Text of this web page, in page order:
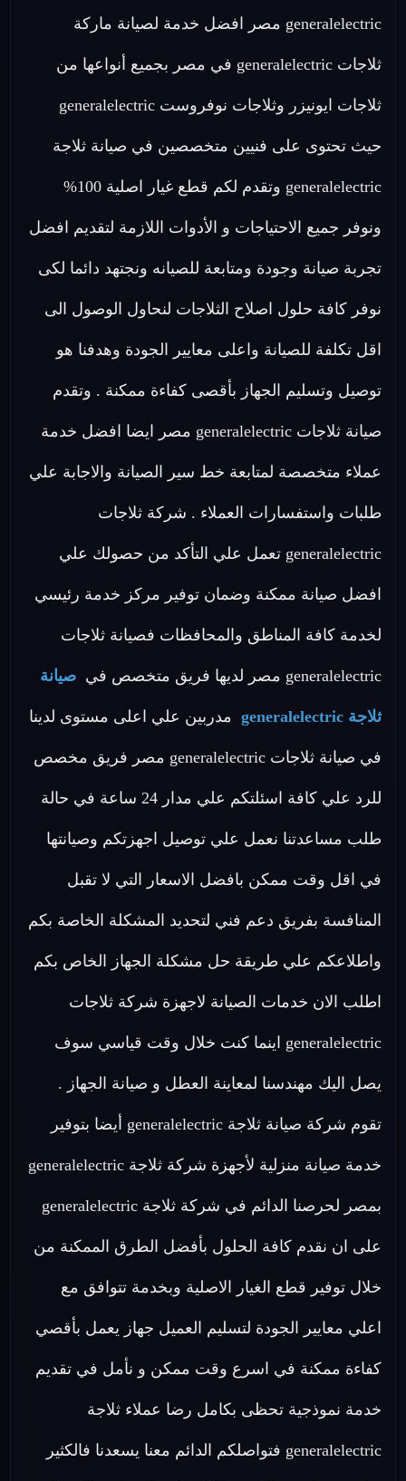
generalelectric مصر افضل خدمة لصيانة ماركة
ثلاجات generalelectric في مصر بجميع أنواعها من
ثلاجات ايونيزر وثلاجات نوفروست generalelectric
حيث تحتوى على فنيين متخصصين في صيانة ثلاجة
generalelectric وتقدم لكم قطع غيار اصلية 100%
ونوفر جميع الاحتياجات و الأدوات اللازمة لتقديم افضل
تجربة صيانة وجودة ومتابعة للصيانه ونجتهد دائما لكى
نوفر كافة حلول اصلاح الثلاجات لنحاول الوصول الى
اقل تكلفة للصيانة واعلى معايير الجودة وهدفنا هو
توصيل وتسليم الجهاز بأقصى كفاءة ممكنة . وتقدم
صيانة ثلاجات generalelectric مصر ايضا افضل خدمة
عملاء متخصصة لمتابعة خط سير الصيانة والاجابة علي
طلبات واستفسارات العملاء . شركة ثلاجات
generalelectric تعمل علي التأكد من حصولك علي
افضل صيانة ممكنة وضمان توفير مركز خدمة رئيسي
لخدمة كافة المناطق والمحافظات فصيانة ثلاجات
generalelectric مصر لديها فريق متخصص في صيانة
ثلاجة generalelectric مدربين علي اعلى مستوى لدينا
في صيانة ثلاجات generalelectric مصر فريق مخصص
للرد علي كافة اسئلتكم علي مدار 24 ساعة في حالة
طلب مساعدتنا نعمل علي توصيل اجهزتكم وصيانتها
في اقل وقت ممكن بافضل الاسعار التي لا تقبل
المنافسة بفريق دعم فني لتحديد المشكلة الخاصة بكم
واطلاعكم علي طريقة حل مشكلة الجهاز الخاص بكم
اطلب الان خدمات الصيانة لاجهزة شركة ثلاجات
generalelectric اينما كنت خلال وقت قياسي سوف
يصل اليك مهندسنا لمعاينة العطل و صيانة الجهاز .
تقوم شركة صيانة ثلاجة generalelectric أيضا بتوفير
خدمة صيانة منزلية لأجهزة شركة ثلاجة generalelectric
بمصر لحرصنا الدائم في شركة ثلاجة generalelectric
على ان نقدم كافة الحلول بأفضل الطرق الممكنة من
خلال توفير قطع الغيار الاصلية وبخدمة تتوافق مع
اعلي معايير الجودة لتسليم العميل جهاز يعمل بأقصي
كفاءة ممكنة في اسرع وقت ممكن و نأمل في تقديم
خدمة نموذجية تحظى بكامل رضا عملاء ثلاجة
generalelectric فتواصلكم الدائم معنا يسعدنا فالكثير